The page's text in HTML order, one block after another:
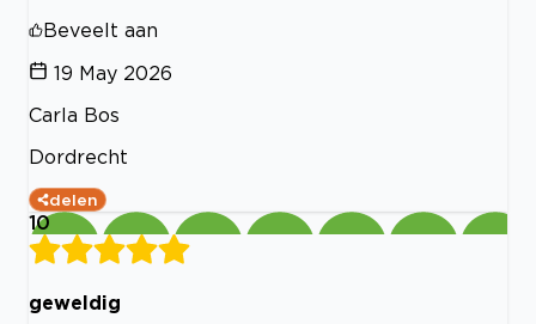
Beveelt aan
19 May 2026
Carla Bos
Dordrecht
delen
10
geweldig